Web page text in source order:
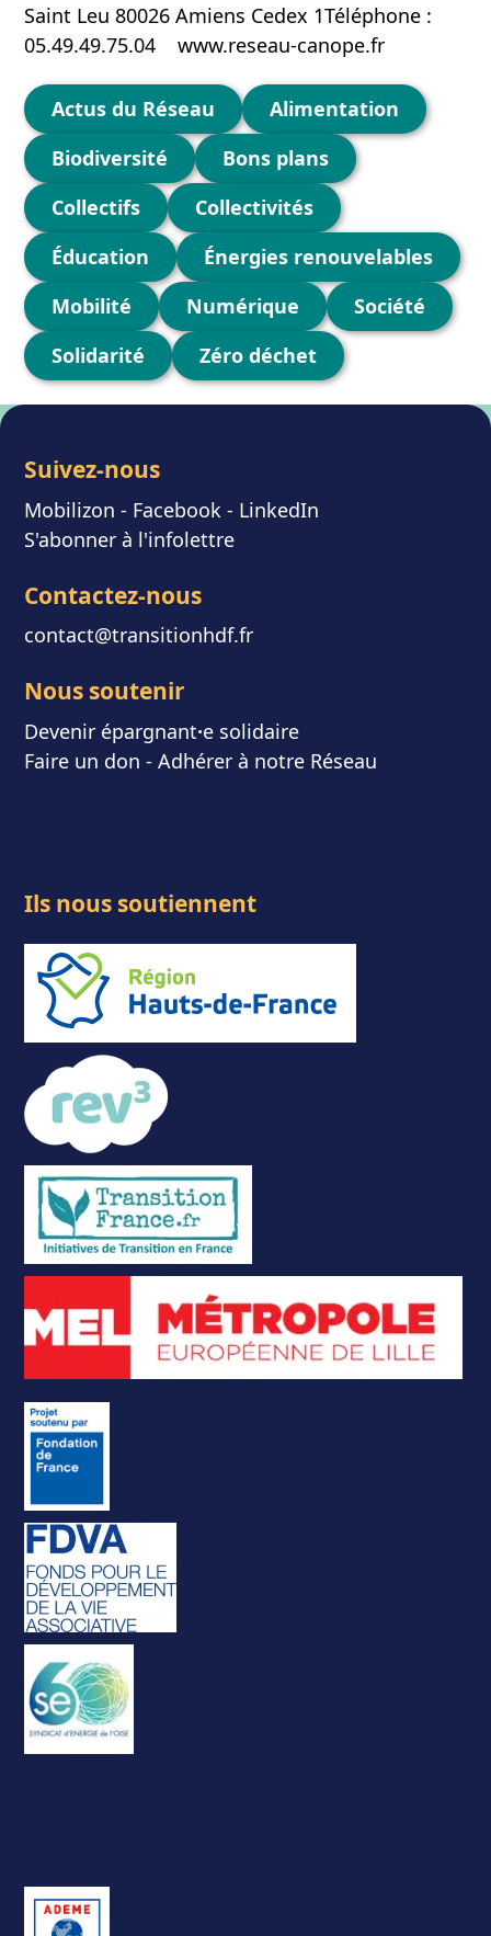
Saint Leu 80026 Amiens Cedex 1Téléphone :
05.49.49.75.04 www.reseau-canope.fr
Catégories
Actus du Réseau
Alimentation
Biodiversité
Bons plans
Collectifs
Collectivités
Éducation
Énergies renouvelables
Mobilité
Numérique
Société
Solidarité
Zéro déchet
Suivez-nous
Mobilizon - Facebook - LinkedIn
S'abonner à l'infolettre
Contactez-nous
contact@transitionhdf.fr
Nous soutenir
Devenir épargnant⸱e solidaire
Faire un don - Adhérer à notre Réseau
Ils nous soutiennent